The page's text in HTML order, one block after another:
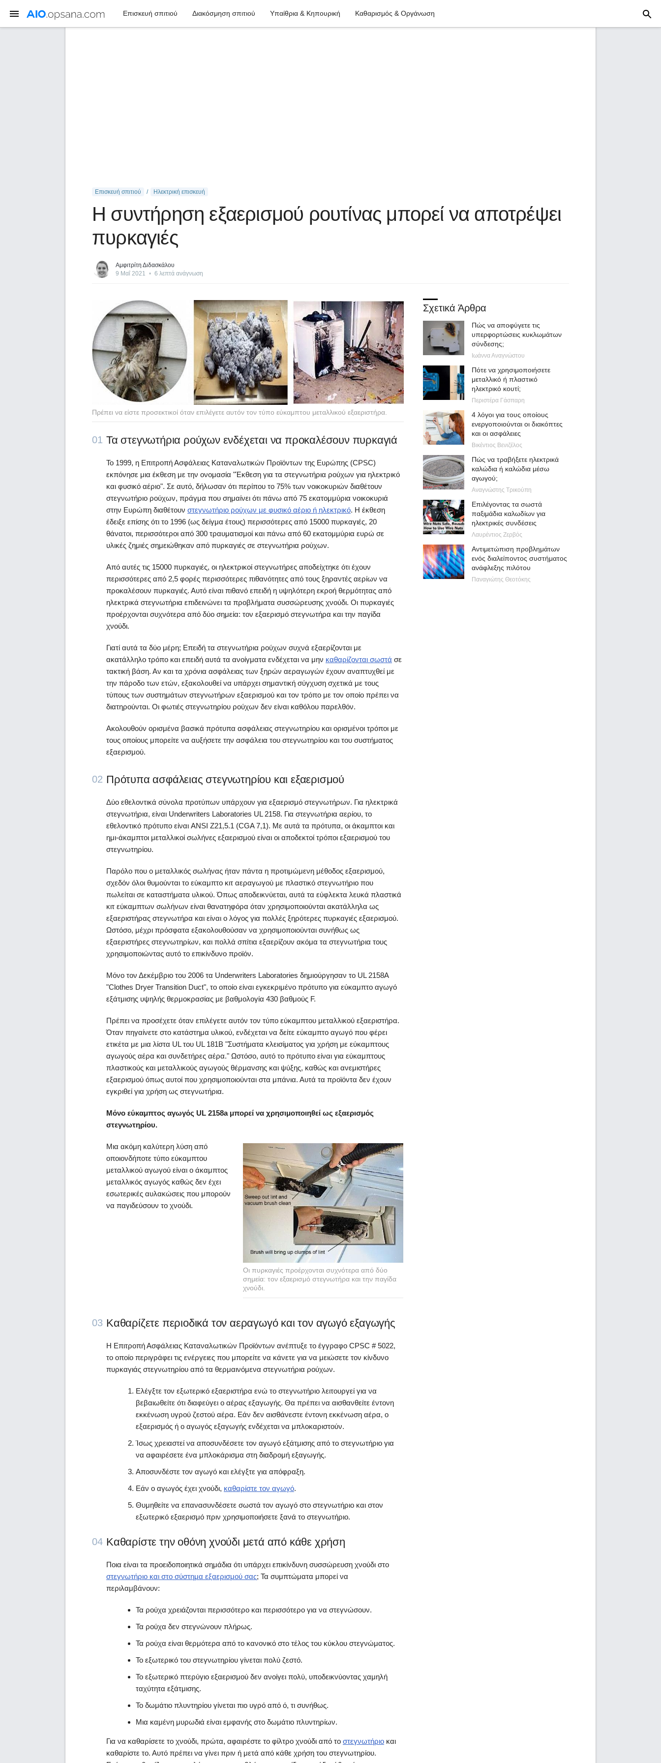
Επισκευή σπιτιού Διακόσμηση σπιτιού Υπαίθρια & Κηπουρική Καθαρισμός & Οργάνωση
Επισκευή σπιτιού Ηλεκτρική επισκευή
Η συντήρηση εξαερισμού ρουτίνας μπορεί να αποτρέψει
πυρκαγιές
Αμφιτρίτη Διδασκάλου
9 Μαΐ 2021 • 6 λεπτά ανάγνωση
Πρέπει να είστε προσεκτικοί όταν επιλέγετε αυτόν τον τύπο εύκαμπτου μεταλλικού εξαεριστήρα.
01 Τα στεγνωτήρια ρούχων ενδέχεται να προκαλέσουν πυρκαγιά
Το 1999, η Επιτροπή Ασφάλειας Καταναλωτικών Προϊόντων της Ευρώπης (CPSC)
εκπόνησε μια έκθεση με την ονομασία "Έκθεση για τα στεγνωτήρια ρούχων για ηλεκτρικό
και φυσικό αέριο". Σε αυτό, δήλωσαν ότι περίπου το 75% των νοικοκυριών διαθέτουν
στεγνωτήριο ρούχων, πράγμα που σημαίνει ότι πάνω από 75 εκατομμύρια νοικοκυριά
στην Ευρώπη διαθέτουν στεγνωτήριο ρούχων με φυσικό αέριο ή ηλεκτρικό. Η έκθεση
έδειξε επίσης ότι το 1996 (ως δείγμα έτους) περισσότερες από 15000 πυρκαγιές, 20
θάνατοι, περισσότεροι από 300 τραυματισμοί και πάνω από 60 εκατομμύρια ευρώ σε
υλικές ζημιές σημειώθηκαν από πυρκαγιές σε στεγνωτήρια ρούχων.
Από αυτές τις 15000 πυρκαγιές, οι ηλεκτρικοί στεγνωτήρες αποδείχτηκε ότι έχουν
περισσότερες από 2,5 φορές περισσότερες πιθανότητες από τους ξηραντές αερίων να
προκαλέσουν πυρκαγιές. Αυτό είναι πιθανό επειδή η υψηλότερη εκροή θερμότητας από
ηλεκτρικά στεγνωτήρια επιδεινώνει τα προβλήματα συσσώρευσης χνούδι. Οι πυρκαγιές
προέρχονται συχνότερα από δύο σημεία: τον εξαερισμό στεγνωτήρα και την παγίδα
χνούδι.
Γιατί αυτά τα δύο μέρη; Επειδή τα στεγνωτήρια ρούχων συχνά εξαερίζονται με
ακατάλληλο τρόπο και επειδή αυτά τα ανοίγματα ενδέχεται να μην καθαρίζονται σωστά σε
τακτική βάση. Αν και τα χρόνια ασφάλειας των ξηρών αεραγωγών έχουν αναπτυχθεί με
την πάροδο των ετών, εξακολουθεί να υπάρχει σημαντική σύγχυση σχετικά με τους
τύπους των συστημάτων στεγνωτήρων εξαερισμού και τον τρόπο με τον οποίο πρέπει να
διατηρούνται. Οι φωτιές στεγνωτηρίου ρούχων δεν είναι καθόλου παρελθόν.
Ακολουθούν ορισμένα βασικά πρότυπα ασφάλειας στεγνωτηρίου και ορισμένοι τρόποι με
τους οποίους μπορείτε να αυξήσετε την ασφάλεια του στεγνωτηρίου και του συστήματος
εξαερισμού.
02 Πρότυπα ασφάλειας στεγνωτηρίου και εξαερισμού
Δύο εθελοντικά σύνολα προτύπων υπάρχουν για εξαερισμό στεγνωτήρων. Για ηλεκτρικά
στεγνωτήρια, είναι Underwriters Laboratories UL 2158. Για στεγνωτήρια αερίου, το
εθελοντικό πρότυπο είναι ANSI Z21,5.1 (CGA 7,1). Με αυτά τα πρότυπα, οι άκαμπτοι και
ημι-άκαμπτοι μεταλλικοί σωλήνες εξαερισμού είναι οι αποδεκτοί τρόποι εξαερισμού του
στεγνωτηρίου.
Παρόλο που ο μεταλλικός σωλήνας ήταν πάντα η προτιμώμενη μέθοδος εξαερισμού,
σχεδόν όλοι θυμούνται το εύκαμπτο κιτ αεραγωγού με πλαστικό στεγνωτήριο που
πωλείται σε καταστήματα υλικού. Όπως αποδεικνύεται, αυτά τα εύφλεκτα λευκά πλαστικά
κιτ εύκαμπτων σωλήνων είναι θανατηφόρα όταν χρησιμοποιούνται ακατάλληλα ως
εξαεριστήρας στεγνωτήρα και είναι ο λόγος για πολλές ξηρότερες πυρκαγιές εξαερισμού.
Ωστόσο, μέχρι πρόσφατα εξακολουθούσαν να χρησιμοποιούνται συνήθως ως
εξαεριστήρες στεγνωτηρίων, και πολλά σπίτια εξαερίζουν ακόμα τα στεγνωτήρια τους
χρησιμοποιώντας αυτό το επικίνδυνο προϊόν.
Μόνο τον Δεκέμβριο του 2006 τα Underwriters Laboratories δημιούργησαν το UL 2158A
"Clothes Dryer Transition Duct", το οποίο είναι εγκεκριμένο πρότυπο για εύκαμπτο αγωγό
εξάτμισης υψηλής θερμοκρασίας με βαθμολογία 430 βαθμούς F.
Πρέπει να προσέχετε όταν επιλέγετε αυτόν τον τύπο εύκαμπτου μεταλλικού εξαεριστήρα.
Όταν πηγαίνετε στο κατάστημα υλικού, ενδέχεται να δείτε εύκαμπτο αγωγό που φέρει
ετικέτα με μια λίστα UL του UL 181B "Συστήματα κλεισίματος για χρήση με εύκαμπτους
αγωγούς αέρα και συνδετήρες αέρα." Ωστόσο, αυτό το πρότυπο είναι για εύκαμπτους
πλαστικούς και μεταλλικούς αγωγούς θέρμανσης και ψύξης, καθώς και ανεμιστήρες
εξαερισμού όπως αυτοί που χρησιμοποιούνται στα μπάνια. Αυτά τα προϊόντα δεν έχουν
εγκριθεί για χρήση ως στεγνωτήρια.
Μόνο εύκαμπτος αγωγός UL 2158a μπορεί να χρησιμοποιηθεί ως εξαερισμός
στεγνωτηρίου.
Οι πυρκαγιές προέρχονται συχνότερα από δύο
σημεία: τον εξαερισμό στεγνωτήρα και την παγίδα
χνούδι.
Μια ακόμη καλύτερη λύση από
οποιονδήποτε τύπο εύκαμπτου
μεταλλικού αγωγού είναι ο άκαμπτος
μεταλλικός αγωγός καθώς δεν έχει
εσωτερικές αυλακώσεις που μπορούν
να παγιδεύσουν το χνούδι.
03 Καθαρίζετε περιοδικά τον αεραγωγό και τον αγωγό εξαγωγής
Η Επιτροπή Ασφάλειας Καταναλωτικών Προϊόντων ανέπτυξε το έγγραφο CPSC # 5022,
το οποίο περιγράφει τις ενέργειες που μπορείτε να κάνετε για να μειώσετε τον κίνδυνο
πυρκαγιάς στεγνωτηρίου από τα θερμαινόμενα στεγνωτήρια ρούχων.
Ελέγξτε τον εξωτερικό εξαεριστήρα ενώ το στεγνωτήριο λειτουργεί για να
βεβαιωθείτε ότι διαφεύγει ο αέρας εξαγωγής. Θα πρέπει να αισθανθείτε έντονη
εκκένωση υγρού ζεστού αέρα. Εάν δεν αισθάνεστε έντονη εκκένωση αέρα, ο
εξαερισμός ή ο αγωγός εξαγωγής ενδέχεται να μπλοκαριστούν.
Ίσως χρειαστεί να αποσυνδέσετε τον αγωγό εξάτμισης από το στεγνωτήριο για
να αφαιρέσετε ένα μπλοκάρισμα στη διαδρομή εξαγωγής.
Αποσυνδέστε τον αγωγό και ελέγξτε για απόφραξη.
Εάν ο αγωγός έχει χνούδι, καθαρίστε τον αγωγό.
Θυμηθείτε να επανασυνδέσετε σωστά τον αγωγό στο στεγνωτήριο και στον
εξωτερικό εξαερισμό πριν χρησιμοποιήσετε ξανά το στεγνωτήριο.
04 Καθαρίστε την οθόνη χνούδι μετά από κάθε χρήση
Ποια είναι τα προειδοποιητικά σημάδια ότι υπάρχει επικίνδυνη συσσώρευση χνούδι στο
στεγνωτήριο και στο σύστημα εξαερισμού σας; Τα συμπτώματα μπορεί να
περιλαμβάνουν:
Τα ρούχα χρειάζονται περισσότερο και περισσότερο για να στεγνώσουν.
Τα ρούχα δεν στεγνώνουν πλήρως.
Τα ρούχα είναι θερμότερα από το κανονικό στο τέλος του κύκλου στεγνώματος.
Το εξωτερικό του στεγνωτηρίου γίνεται πολύ ζεστό.
Το εξωτερικό πτερύγιο εξαερισμού δεν ανοίγει πολύ, υποδεικνύοντας χαμηλή
ταχύτητα εξάτμισης.
Το δωμάτιο πλυντηρίου γίνεται πιο υγρό από ό, τι συνήθως.
Μια καμένη μυρωδιά είναι εμφανής στο δωμάτιο πλυντηρίων.
Για να καθαρίσετε το χνούδι, πρώτα, αφαιρέστε το φίλτρο χνούδι από το στεγνωτήριο και
καθαρίστε το. Αυτό πρέπει να γίνει πριν ή μετά από κάθε χρήση του στεγνωτηρίου.
Σχετικά Άρθρα
Πώς να αποφύγετε τις
υπερφορτώσεις κυκλωμάτων
σύνδεσης;
Ιωάννα Αναγνώστου
Πότε να χρησιμοποιήσετε
μεταλλικό ή πλαστικό
ηλεκτρικό κουτί;
Περιστέρα Γάσπαρη
4 λόγοι για τους οποίους
ενεργοποιούνται οι διακόπτες
και οι ασφάλειες
Βικέντιος Βενιζέλος
Πώς να τραβήξετε ηλεκτρικά
καλώδια ή καλώδια μέσω
αγωγού;
Αναγνώστης Τρικούπη
Επιλέγοντας τα σωστά
παξιμάδια καλωδίων για
ηλεκτρικές συνδέσεις
Λαυρέντιος Ζερβός
Αντιμετώπιση προβλημάτων
ενός διαλείποντος συστήματος
ανάφλεξης πιλότου
Παναγιώτης Θεοτόκης